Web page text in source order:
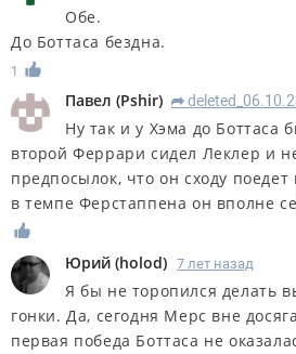
Обе.
До Боттаса бездна.
1
Павел (Pshir) R
Ну так и у Хэма до Боттаса
второй Феррари сидел Леклер и
предпосылок, что он сходу
в темпе Ферстаппена он вполне
Юрий (holod) 7 лет назад
Я бы не торопился делать
гонки. Да, сегодня Мерс вне
первая победа Боттаса не